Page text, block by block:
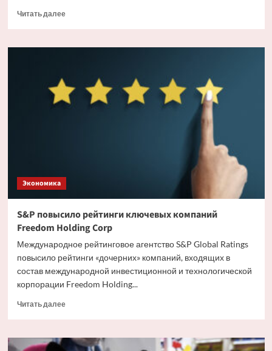
Читать далееПрочитать
На
летать
потомки:
летчик
Экономика
S&P повысило рейтинги ключевых компаний
Freedom Holding Corp
Международное рейтинговое агентство S&P Global Ratings
повысило рейтинги «дочерних» компаний, входящих в
состав международной инвестиционной и технологической
корпорации Freedom Holding...
Читать далееПрочитать
S&P
повысило